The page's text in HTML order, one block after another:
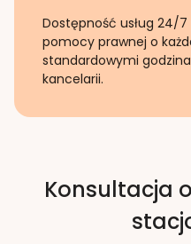
Dostępność usług 24/
pomocy prawnej o
standardowymi
kancelarii.
Konsultacja